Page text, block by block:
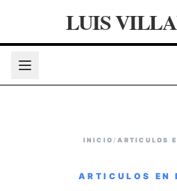
LUIS
INICIO /ARTICULOS
ARTICULOS EN